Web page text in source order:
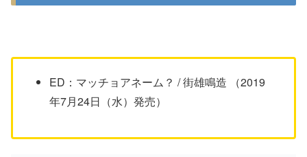
ED：マッチョアネーム？ / 街雄鳴造 （2019
年7月24日（水）発売）